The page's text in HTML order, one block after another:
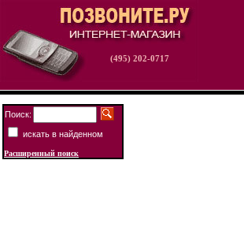
(495) 202-0717
Поиск:
искать в найденном
Расширенный поиск